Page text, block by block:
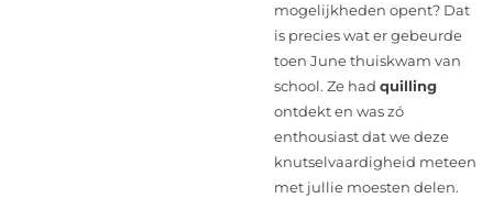
mogelijkheden opent? Dat
is precies wat er gebeurde
toen June thuiskwam van
school. Ze had quilling
ontdekt en was zó
enthousiast dat we deze
knutselvaardigheid meteen
met jullie moesten delen.